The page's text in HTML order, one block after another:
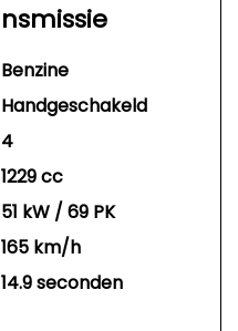
Benzine
Handgeschakeld
4
1229 cc
51 kW / 69 PK
165 km/h
14.9 seconden